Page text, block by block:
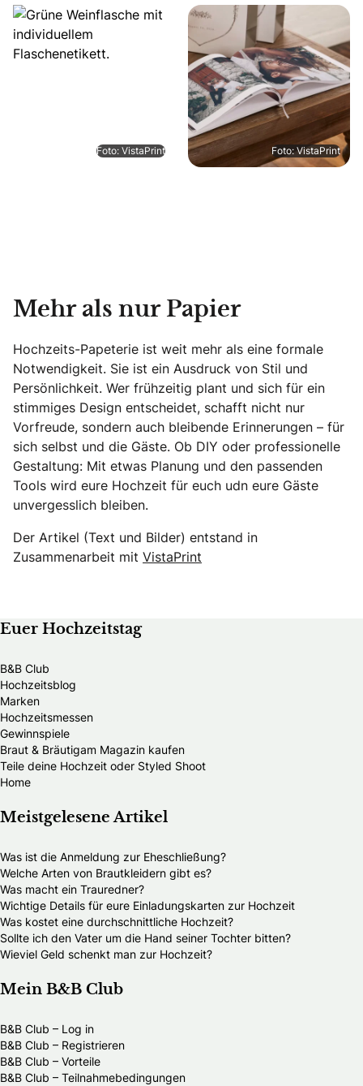
Foto: VistaPrint Foto: VistaPrint
Mehr als nur Papier
Hochzeits-Papeterie ist weit mehr als eine formale
Notwendigkeit. Sie ist ein Ausdruck von Stil und
Persönlichkeit. Wer frühzeitig plant und sich für ein
stimmiges Design entscheidet, schafft nicht nur
Vorfreude, sondern auch bleibende Erinnerungen – für
sich selbst und die Gäste. Ob DIY oder professionelle
Gestaltung: Mit etwas Planung und den passenden
Tools wird eure Hochzeit für euch udn eure Gäste
unvergesslich bleiben.
Der Artikel (Text und Bilder) entstand in
Zusammenarbeit mit VistaPrint
Euer Hochzeitstag
B&B Club
Hochzeitsblog
Marken
Hochzeitsmessen
Gewinnspiele
Braut & Bräutigam Magazin kaufen
Teile deine Hochzeit oder Styled Shoot
Home
Meistgelesene Artikel
Was ist die Anmeldung zur Eheschließung?
Welche Arten von Brautkleidern gibt es?
Was macht ein Trauredner?
Wichtige Details für eure Einladungskarten zur Hochzeit
Was kostet eine durchschnittliche Hochzeit?
Sollte ich den Vater um die Hand seiner Tochter bitten?
Wieviel Geld schenkt man zur Hochzeit?
Mein B&B Club
B&B Club – Log in
B&B Club – Registrieren
B&B Club – Vorteile
B&B Club – Teilnahmebedingungen